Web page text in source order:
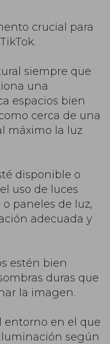
crucial para
siempre que
una
espacios bien
cerca de una
máximo la luz
disponible o
uso de luces
paneles de luz,
adecuada y
estén bien
duras que
la imagen.
entorno en el que
según